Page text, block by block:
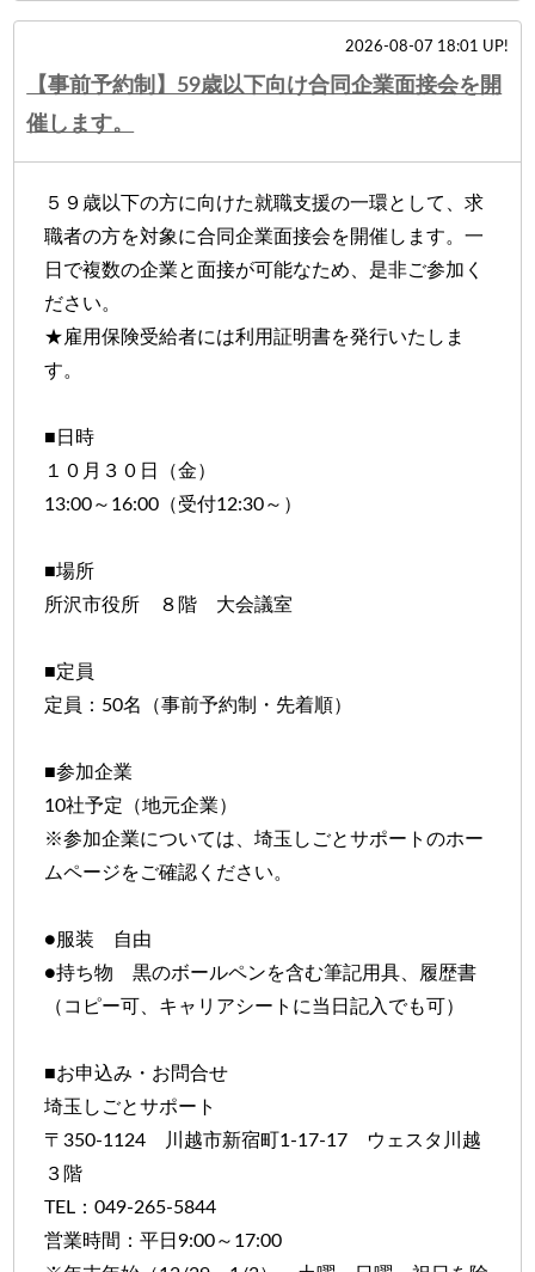
2026-08-07 18:01 UP!
【事前予約制】59歳以下向け合同企業面接会を開
催します。
５９歳以下の方に向けた就職支援の一環として、求
職者の方を対象に合同企業面接会を開催します。一
日で複数の企業と面接が可能なため、是非ご参加く
ださい。
★雇用保険受給者には利用証明書を発行いたしま
す。
■日時
１０月３０日（金）
13:00～16:00（受付12:30～）
■場所
所沢市役所 ８階 大会議室
■定員
定員：50名（事前予約制・先着順）
■参加企業
10社予定（地元企業）
※参加企業については、埼玉しごとサポートのホー
ムページをご確認ください。
●服装 自由
●持ち物 黒のボールペンを含む筆記用具、履歴書
（コピー可、キャリアシートに当日記入でも可）
■お申込み・お問合せ
埼玉しごとサポート
〒350-1124 川越市新宿町1-17-17 ウェスタ川越
３階
TEL：049-265-5844
営業時間：平日9:00～17:00